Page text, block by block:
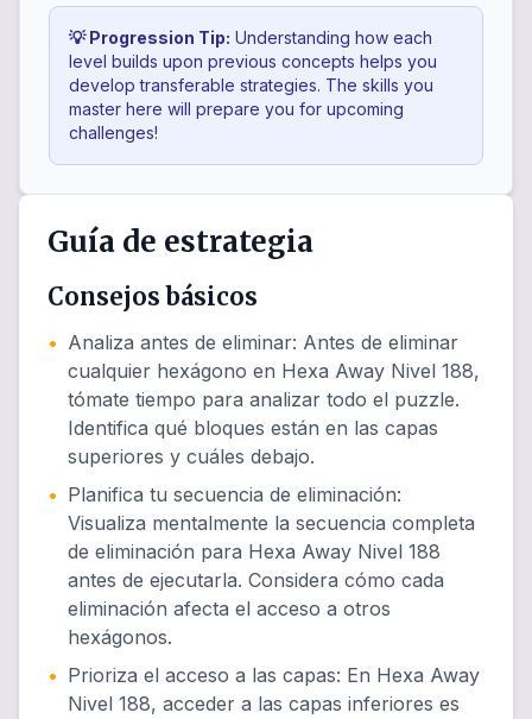
💡 Progression Tip: Understanding how each
level builds upon previous concepts helps you
develop transferable strategies. The skills you
master here will prepare you for upcoming
challenges!
Guía de estrategia
Consejos básicos
• Analiza antes de eliminar: Antes de eliminar
cualquier hexágono en Hexa Away Nivel 188,
tómate tiempo para analizar todo el puzzle.
Identifica qué bloques están en las capas
superiores y cuáles debajo.
• Planifica tu secuencia de eliminación:
Visualiza mentalmente la secuencia completa
de eliminación para Hexa Away Nivel 188
antes de ejecutarla. Considera cómo cada
eliminación afecta el acceso a otros
hexágonos.
• Prioriza el acceso a las capas: En Hexa Away
Nivel 188, acceder a las capas inferiores es